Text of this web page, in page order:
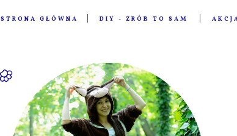
STRONA GŁÓWNA DIY - ZRÓB TO SAM